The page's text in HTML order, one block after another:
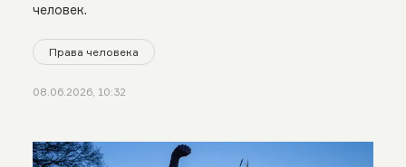
человек.
Права человека
08.06.2026, 10:32